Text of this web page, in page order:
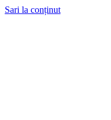
Sari la conținut